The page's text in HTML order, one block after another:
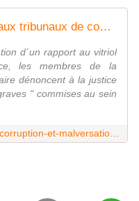
Corruption et malversations aux tribunaux de commerce
d´un rapport au vitriol
les membres de la
dénoncent à la justice
" commises au sein